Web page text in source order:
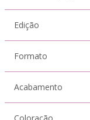
Edição
Formato
Acabamento